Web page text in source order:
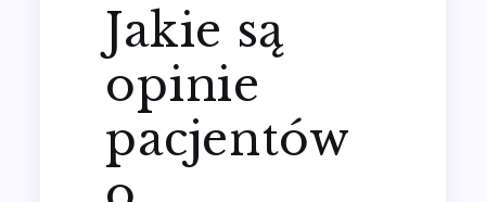
Jakie są
opinie
pacjentów